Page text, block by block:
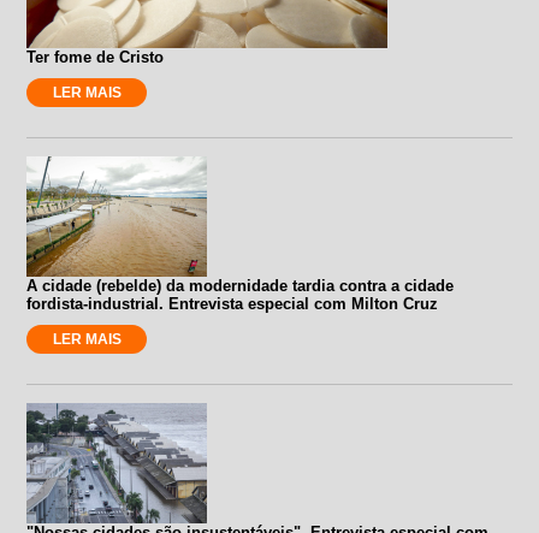
Ter fome de Cristo
LER MAIS
A cidade (rebelde) da modernidade tardia contra a cidade
fordista-industrial. Entrevista especial com Milton Cruz
LER MAIS